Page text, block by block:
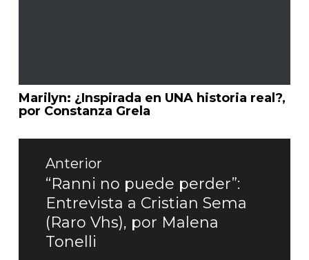
Marilyn: ¿Inspirada en UNA historia real?,
por Constanza Grela
Navegación
entradas
Anterior
Entrada
anterior:
“Ranni no puede perder”:
Entrevista a Cristian Sema
(Raro Vhs), por Malena
Tonelli